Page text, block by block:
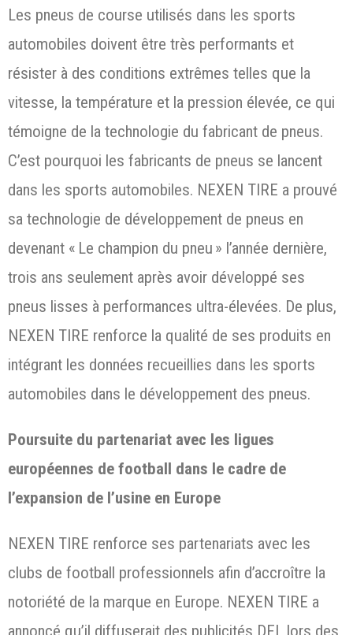
Les pneus de course utilisés dans les sports
automobiles doivent être très performants et
résister à des conditions extrêmes telles que la
vitesse, la température et la pression élevée, ce qui
témoigne de la technologie du fabricant de pneus.
C’est pourquoi les fabricants de pneus se lancent
dans les sports automobiles. NEXEN TIRE a prouvé
sa technologie de développement de pneus en
devenant « Le champion du pneu » l’année dernière,
trois ans seulement après avoir développé ses
pneus lisses à performances ultra-élevées. De plus,
NEXEN TIRE renforce la qualité de ses produits en
intégrant les données recueillies dans les sports
automobiles dans le développement des pneus.
Poursuite du partenariat avec les ligues
européennes de football dans le cadre de
l’expansion de l’usine en Europe
NEXEN TIRE renforce ses partenariats avec les
clubs de football professionnels afin d’accroître la
notoriété de la marque en Europe. NEXEN TIRE a
annoncé qu’il diffuserait des publicités DEL lors des